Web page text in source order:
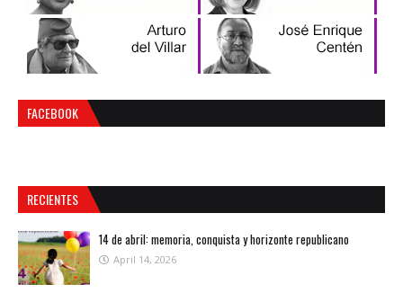
FACEBOOK
RECIENTES
14 de abril: memoria, conquista y horizonte republicano
April 14, 2026